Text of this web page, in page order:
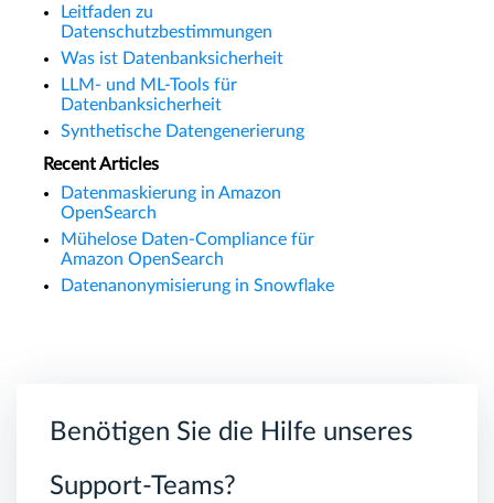
Leitfaden zu
Datenschutzbestimmungen
Was ist Datenbanksicherheit
LLM- und ML-Tools für
Datenbanksicherheit
Synthetische Datengenerierung
Recent Articles
Datenmaskierung in Amazon
OpenSearch
Mühelose Daten-Compliance für
Amazon OpenSearch
Datenanonymisierung in Snowflake
Benötigen Sie die Hilfe unseres
Support-Teams?